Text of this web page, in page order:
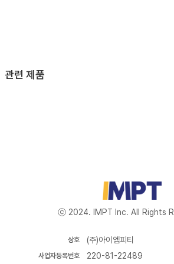
관련 제품
ⓒ 2024. IMPT Inc. All Rights
(주)아이엠피티
상호
사업자등록번호
220-81-22489